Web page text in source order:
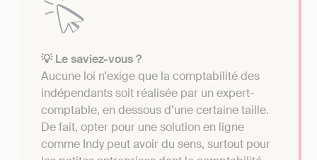
💡 Le saviez-vous ?
Aucune loi n'exige que la comptabilité des
indépendants soit réalisée par un expert-
comptable, en dessous d’une certaine taille.
De fait, opter pour une solution en ligne
comme Indy peut avoir du sens, surtout pour